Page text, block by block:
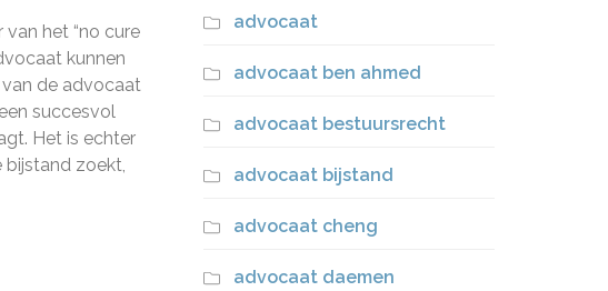
het “no cure
kunnen
de advocaat
succesvol
Het is echter
bijstand zoekt,
advocaat
advocaat ben ahmed
advocaat bestuursrecht
advocaat bijstand
advocaat cheng
advocaat daemen